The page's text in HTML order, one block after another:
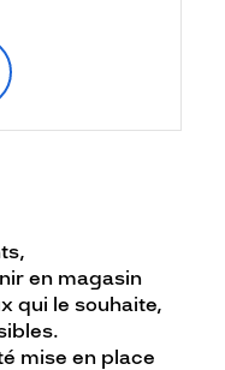
en magasin
qui le souhaite,
mise en place